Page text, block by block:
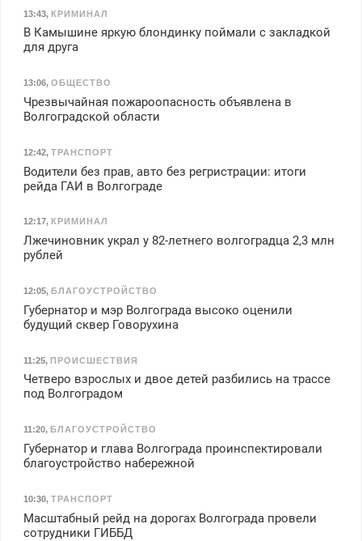
13:43, КРИМИНАЛ
В Камышине яркую блондинку поймали с закладкой
для друга
13:06, ОБЩЕСТВО
Чрезвычайная пожароопасность объявлена в
Волгоградской области
12:42, ТРАНСПОРТ
Водители без прав, авто без регристрации: итоги
рейда ГАИ в Волгограде
12:17, КРИМИНАЛ
Лжечиновник украл у 82-летнего волгоградца 2,3 млн
рублей
12:05, БЛАГОУСТРОЙСТВО
Губернатор и мэр Волгограда высоко оценили
будущий сквер Говорухина
11:25, ПРОИСШЕСТВИЯ
Четверо взрослых и двое детей разбились на трассе
под Волгоградом
11:20, БЛАГОУСТРОЙСТВО
Губернатор и глава Волгограда проинспектировали
благоустройство набережной
10:30, ТРАНСПОРТ
Масштабный рейд на дорогах Волгограда провели
сотрудники ГИББД